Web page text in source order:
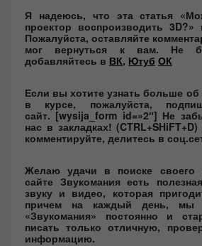
Я надеюсь, что эта статья
проектор воспроизводить 3D?»
Пожалуйста, оставляйте
мог вернуться к вам. Не
добавляйтесь в ВК, Ютуб ОК
Если вы хотите узнать больше
в курсе, пожалуйста,
сайт. [wysija_form id=»2″] Не
нас в закладках! (CTRL+SHiFT+D)
комментируйте, делитесь в
Желаю удачи в поиске своего
сайте Звукомания есть
звуку и видео, которая
причем на каждый день, мы
«Звукомания» постоянно и
писать только отличную,
информацию.